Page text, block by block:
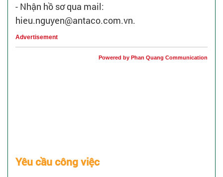
- Nhận hồ sơ qua mail:
hieu.nguyen@antaco.com.vn.
Advertisement
Powered by Phan Quang Communication
Yêu cầu công việc